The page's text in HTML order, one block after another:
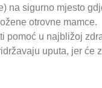
na sigurno mjesto
otrovne mamce.
pomoć u najbližoj
uputa, jer